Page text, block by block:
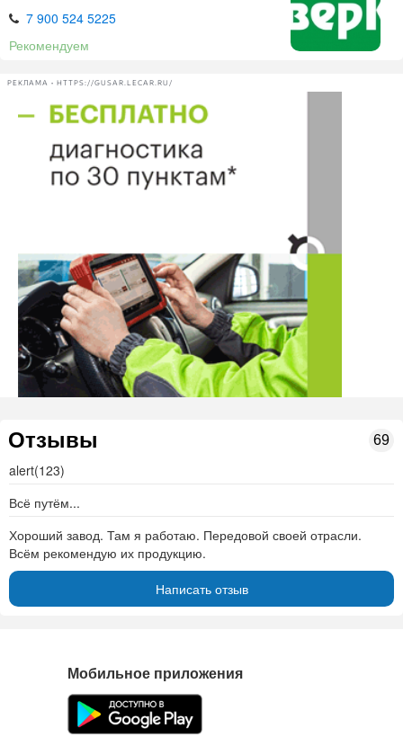
7 900 524 5225
Рекомендуем
РЕКЛАМА • HTTPS://GUSAR.LECAR.RU/
Отзывы 69
alert(123)
Всё путём...
Хороший завод. Там я работаю. Передовой своей отрасли.
Всём рекомендую их продукцию.
Написать отзыв
Мобильное приложения